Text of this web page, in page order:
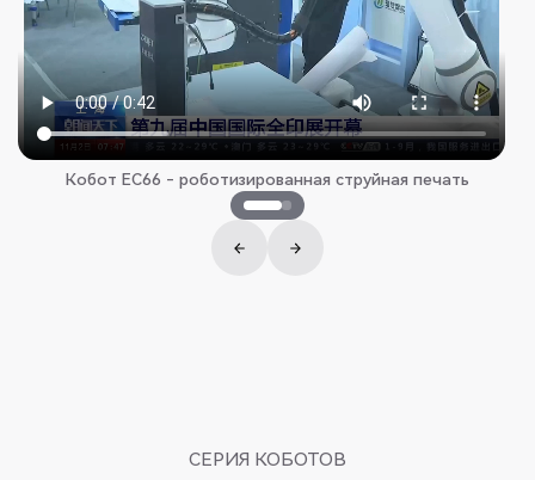
Кобот EC66 - роботизированная струйная печать
СЕРИЯ КОБОТОВ